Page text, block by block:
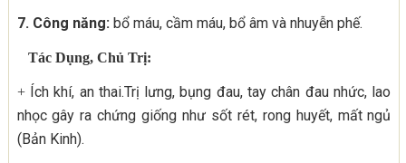
7. Công năng:bổ máu, cầm máu, bổ âm và nhuyễn phế.
Tác Dụng, Chủ Trị:
+ Ích khí, an thai.Trị lưng, bụng đau, tay chân đau nhức, lao
nhọc gây ra chứng giống như sốt rét, rong huyết, mất ngủ
(Bản Kinh).